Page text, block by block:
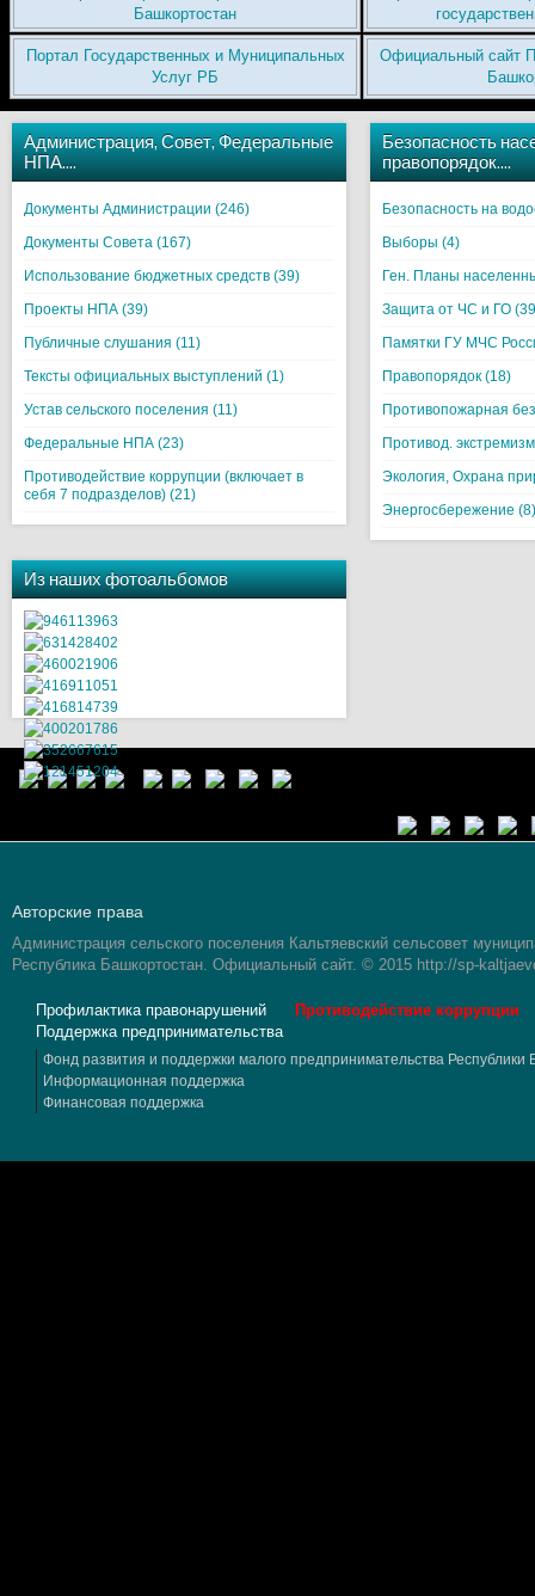
Башкортостан
Портал Государственных и Муниципальных
Услуг РБ
Официальный сайт
Администрация, Совет, Федеральные
НПА….
Документы Администрации (246)
Документы Совета (167)
Использование бюджетных средств (39)
Проекты НПА (39)
Публичные слушания (11)
Тексты официальных выступлений (1)
Устав сельского поселения (11)
Федеральные НПА (23)
Противодействие коррупции (включает в
себя 7 подразделов) (21)
Безопасность
правопорядок….
Безопасность на
Выборы (4)
Ген. Планы
Защита от ЧС и ГО
Памятки ГУ МЧС
Правопорядок (18)
Противопожарная
Противод.
Экология, Охрана
Энергосбережение (8)
Из наших фотоальбомов
Авторские права
Администрация сельского поселения Кальтяевский сельсовет
Республика Башкортостан. Официальный сайт. © 2015 http://sp-
Профилактика правонарушений
Противодействие коррупции
Поддержка предпринимательства
Фонд развития и поддержки малого предпринимательства
Информационная поддержка
Финансовая поддержка